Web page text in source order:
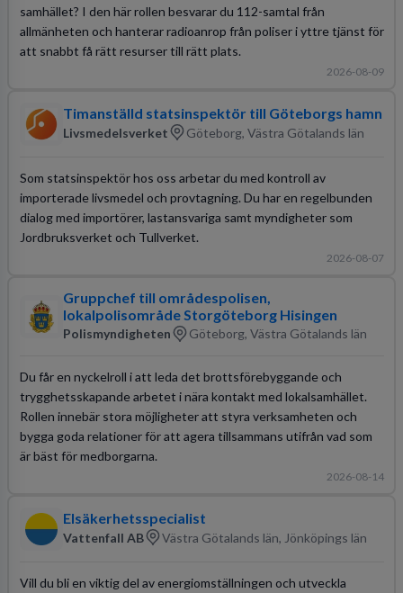
samhället? I den här rollen besvarar du 112-samtal från
allmänheten och hanterar radioanrop från poliser i yttre tjänst för
att snabbt få rätt resurser till rätt plats.
2026-08-09
Timanställd statsinspektör till Göteborgs hamn
Livsmedelsverket Göteborg, Västra Götalands län
Som statsinspektör hos oss arbetar du med kontroll av
importerade livsmedel och provtagning. Du har en regelbunden
dialog med importörer, lastansvariga samt myndigheter som
Jordbruksverket och Tullverket.
2026-08-07
Gruppchef till områdespolisen,
lokalpolisområde Storgöteborg Hisingen
Polismyndigheten Göteborg, Västra Götalands län
Du får en nyckelroll i att leda det brottsförebyggande och
trygghetsskapande arbetet i nära kontakt med lokalsamhället.
Rollen innebär stora möjligheter att styra verksamheten och
bygga goda relationer för att agera tillsammans utifrån vad som
är bäst för medborgarna.
2026-08-14
Elsäkerhetsspecialist
Vattenfall AB Västra Götalands län, Jönköpings län
Vill du bli en viktig del av energiomställningen och utveckla